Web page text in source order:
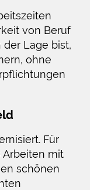
von Beruf
der Lage bist,
ohne
Für
mit
schönen